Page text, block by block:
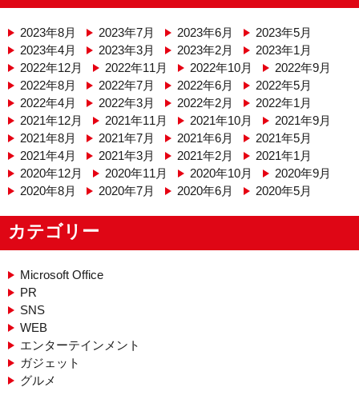
2023年8月 2023年7月 2023年6月
2023年5月
2023年4月
2023年3月 2023年2月
2023年1月
2022年12月
2022年11月 2022年10月
2022年9月
2022年8月
2022年7月 2022年6月
2022年5月
2022年4月
2022年3月 2022年2月
2022年1月
2021年12月
2021年11月 2021年10月
2021年9月
2021年8月
2021年7月 2021年6月
2021年5月
2021年4月
2021年3月 2021年2月
2021年1月
2020年12月
2020年11月 2020年10月
2020年9月
2020年8月
2020年7月 2020年6月 2020年5月
カテゴリー
Microsoft Office
PR
SNS
WEB
エンターテインメント
ガジェット
グルメ